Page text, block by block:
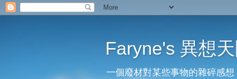
Faryne's 異想
一個廢材對某些事物的雜碎感想